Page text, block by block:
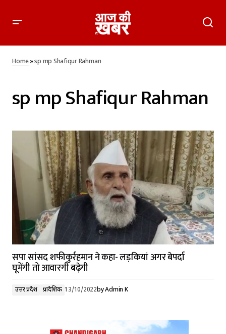
Home»sp mp Shafiqur Rahman
sp mp Shafiqur Rahman
सपा सांसद शफीकुर्रहमान ने कहा- लड़कियां अगर बेपर्दा
घूमेंगी तो आवारगी बढ़ेगी
उत्तर प्रदेश प्रादेशिक 13/10/2022byAdmin K